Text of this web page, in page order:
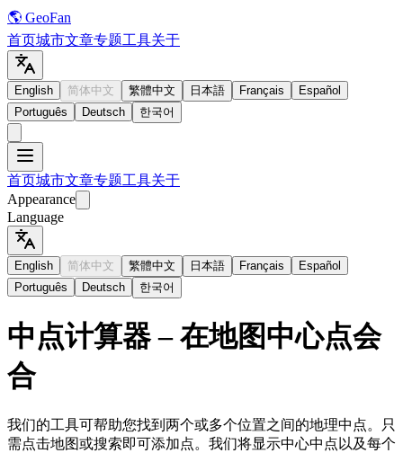
🌎 GeoFan
首页城市文章专题工具关于
English 简体中文 繁體中文 日本語 Français
Español
Português
Deutsch 한국어
首页城市文章专题工具关于
Appearance
Language
English 简体中文 繁體中文 日本語 Français
Español
Português
Deutsch 한국어
中点计算器 – 在地图中心点会
合
我们的工具可帮助您找到两个或多个位置之间的地理中点。只
需点击地图或搜索即可添加点。我们将显示中心中点以及每个